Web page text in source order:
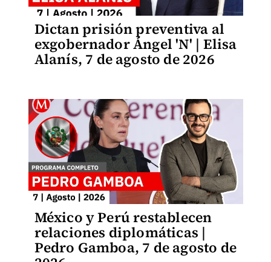
Dictan prisión preventiva al
exgobernador Ángel 'N' | Elisa
Alanís, 7 de agosto de 2026
México y Perú restablecen
relaciones diplomáticas |
Pedro Gamboa, 7 de agosto de